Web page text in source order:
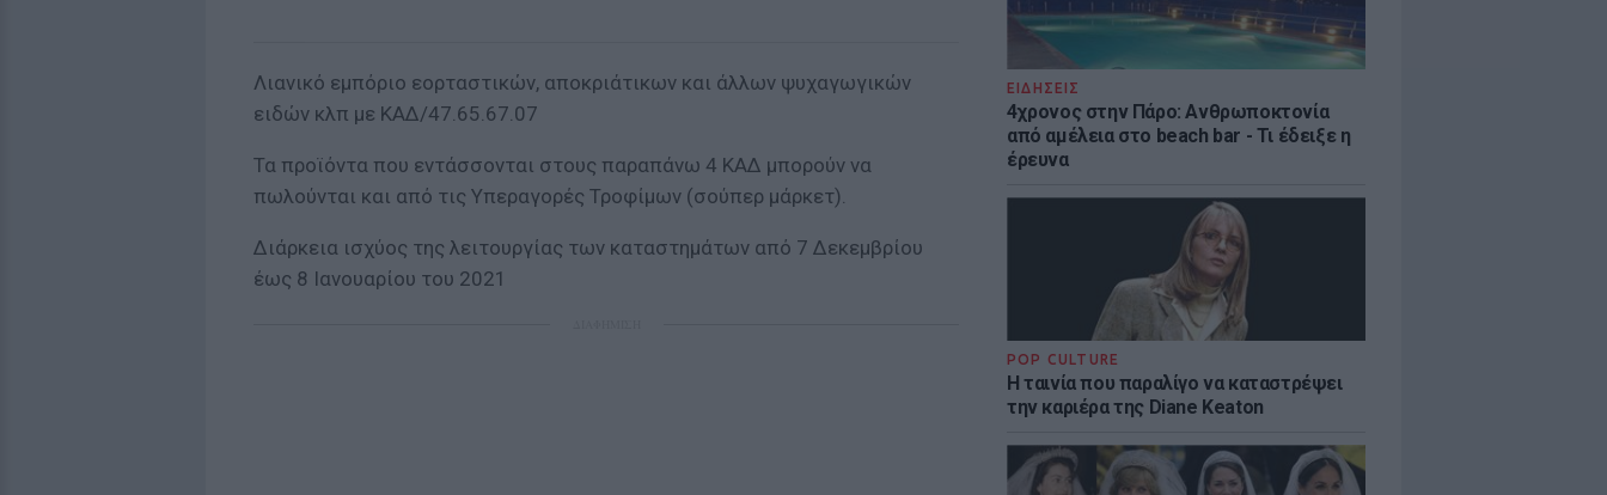
ΕΙΔΗΣΕΙΣ
4χρονος στην Πάρο: Ανθρωποκτονία
από αμέλεια στο beach bar - Τι έδειξε η
έρευνα
POP CULTURE
Η ταινία που παραλίγο να καταστρέψει
την καριέρα της Diane Keaton
Λιανικό εμπόριο εορταστικών, αποκριάτικων και άλλων ψυχαγωγικών
ειδών κλπ με ΚΑΔ/47.65.67.07
Τα προϊόντα που εντάσσονται στους παραπάνω 4 ΚΑΔ μπορούν να
πωλούνται και από τις Υπεραγορές Τροφίμων (σούπερ μάρκετ).
Διάρκεια ισχύος της λειτουργίας των καταστημάτων από 7 Δεκεμβρίου
έως 8 Ιανουαρίου του 2021